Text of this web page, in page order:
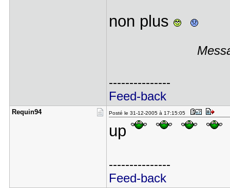
non plus
---------------
Feed-back
Requin94 Posté le 31-12-2005 à 17:15:05
up
---------------
Feed-back